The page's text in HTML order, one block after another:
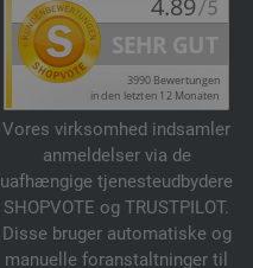
Vores virksomhed indsamler
anmeldelser via de
uafhængige tjenesteudbydere
SHOPVOTE og TRUSTPILOT.
Disse bruger automatiske og
manuelle foranstaltninger til